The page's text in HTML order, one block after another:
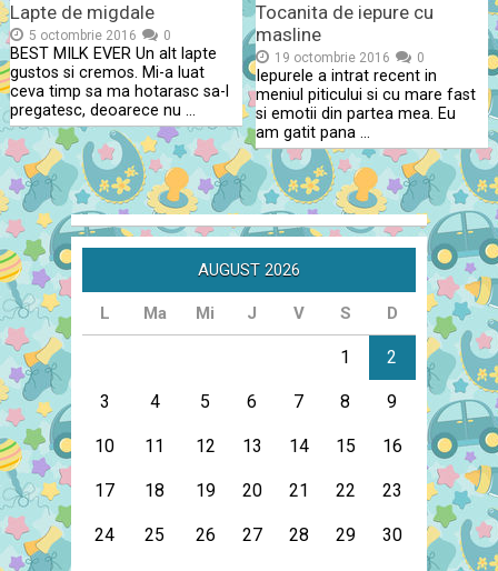
Lapte de migdale
5 octombrie 2016 0
BEST MILK EVER Un alt lapte
gustos si cremos. Mi-a luat
ceva timp sa ma hotarasc sa-l
pregatesc, deoarece nu …
Tocanita de iepure cu
masline
19 octombrie 2016 0
Iepurele a intrat recent in
meniul piticului si cu mare fast
si emotii din partea mea. Eu
am gatit pana …
AUGUST 2026
L Ma Mi J V S D
1 2
3 4 5 6 7 8 9
10 11 12 13 14 15 16
17 18 19 20 21 22 23
24 25 26 27 28 29 30